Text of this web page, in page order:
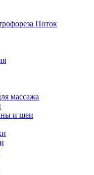
Поток
массажа
и шеи